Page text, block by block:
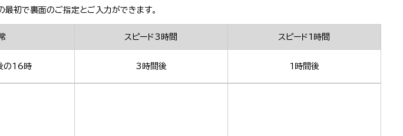
初で裏面のご指定とご入力ができます。
スピード3時間 スピード1時間
の16時 3時間後 1時間後